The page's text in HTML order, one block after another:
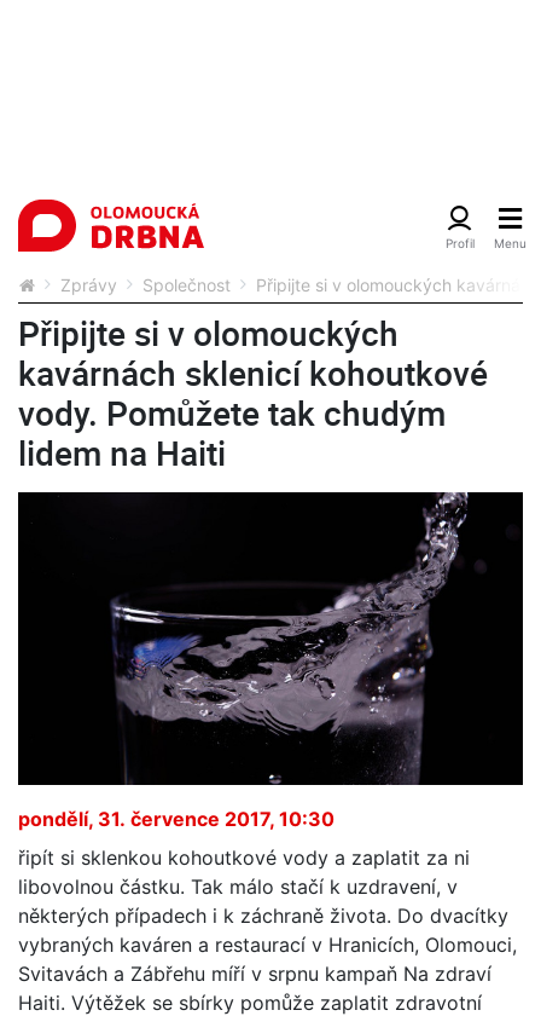
Zprávy Společnost Připijte si v olomouckých
Připijte si v olomouckých
kavárnách sklenicí kohoutkové
vody. Pomůžete tak chudým
lidem na Haiti
pondělí, 31. července 2017, 10:30
řipít si sklenkou kohoutkové vody a zaplatit za ni
libovolnou částku. Tak málo stačí k uzdravení, v
některých případech i k záchraně života. Do dvacítky
vybraných kaváren a restaurací v Hranicích, Olomouci,
Svitavách a Zábřehu míří v srpnu kampaň Na zdraví
Haiti. Výtěžek se sbírky pomůže zaplatit zdravotní